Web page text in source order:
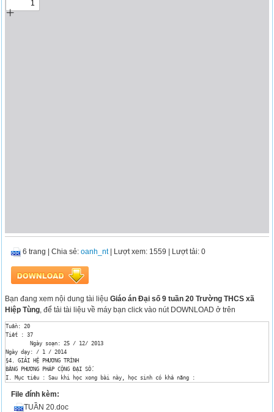
6 trang |Chia sẻ:oanh_nt| Lượt xem: 1559 | Lượt tải: 0
Bạn đang xem nội dung tài liệuGiáo án Đại số 9 tuần 20 Trường THCS xã
Hiệp Tùng, để tải tài liệu về máy bạn click vào nút DOWNLOAD ở trên
Tuần: 20
Tiết : 37
	Ngày soạn: 25 / 12/ 2013
Ngày dạy: / 1 / 2014
§4. GIẢI HỆ PHƯƠNG TRÌNH
BẰNG PHƯƠNG PHÁP CỘNG ĐẠI SỐ.
I. Mục tiêu : Sau khi học xong bài này, học sinh có khả năng :
- Kỹ năng : Thực hiện được việc giải hệ phương trình bậc nhất hai ẩn bằng phương pháp
- Thái độ : Hình thành tính cẩn thận, chính xác, suy luận lôgic .
File đính kèm:
TUẦN 20.doc